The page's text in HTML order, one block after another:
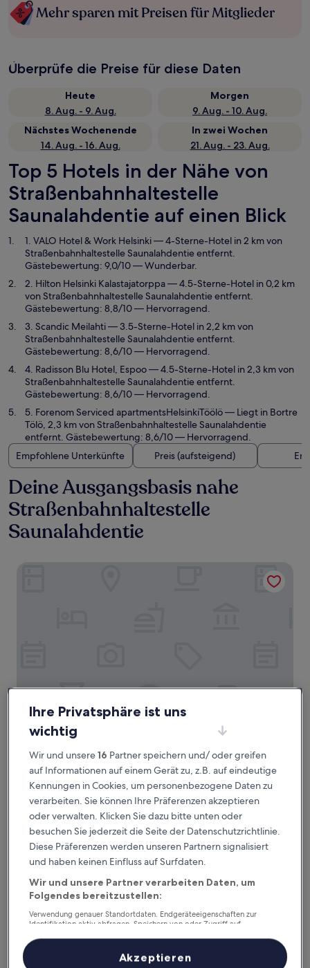
Mehr sparen mit Preisen für Mitglieder
Überprüfe die Preise für diese Daten
Heute
8. Aug. - 9. Aug.
Morgen
9. Aug. - 10. Aug.
Nächstes Wochenende
14. Aug. - 16. Aug.
In zwei Wochen
21. Aug. - 23. Aug.
Top 5 Hotels in der Nähe von
Straßenbahnhaltestelle
Saunalahdentie auf einen Blick
1. VALO Hotel & Work Helsinki— 4-Sterne-Hotel in 2 km von
Straßenbahnhaltestelle Saunalahdentie entfernt.
Gästebewertung: 9,0/10 — Wunderbar.
2. Hilton Helsinki Kalastajatorppa— 4.5-Sterne-Hotel in 0,2 km
von Straßenbahnhaltestelle Saunalahdentie entfernt.
Gästebewertung: 8,8/10 — Hervorragend.
3. Scandic Meilahti— 3.5-Sterne-Hotel in 2,2 km von
Straßenbahnhaltestelle Saunalahdentie entfernt.
Gästebewertung: 8,6/10 — Hervorragend.
4. Radisson Blu Hotel, Espoo— 4.5-Sterne-Hotel in 2,3 km von
Straßenbahnhaltestelle Saunalahdentie entfernt.
Gästebewertung: 8,6/10 — Hervorragend.
5. Forenom Serviced apartmentsHelsinkiTöölö— Liegt in Bortre
Tölö, 2,3 km von Straßenbahnhaltestelle Saunalahdentie
entfernt. Gästebewertung: 8,6/10 — Hervorragend.
Empfohlene Unterkünfte
Preis (aufsteigend)
Deine Ausgangsbasis nahe
Straßenbahnhaltestelle
Saunalahdentie
1. VALO Hotel & Work Helsinki
VALO Hotel & Work Helsinki
4.0-
Sterne-
Unterkunft
2 km von Straßenbahnhaltestelle Saunalahdentie entfernt
9.0
10,
Wunderbar,
(1.907
Bewertungen)
9,0/10 Wunderbar (1.907 Bewertungen)
Der
beträgt
77 €
77 €
inkl. Steuern & Gebühren
6. Sept.–7. Sept.
Hilton Helsinki Kalastajatorppa
Ihre Privatsphäre ist uns
wichtig
Wir und unsere16 Partner speichern und/ oder greifen
auf Informationen auf einem Gerät zu, z.B. auf eindeutige
Kennungen in Cookies, um personenbezogene Daten zu
verarbeiten. Sie können Ihre Präferenzen akzeptieren
oder verwalten. Klicken Sie dazu bitte unten oder
besuchen Sie jederzeit die Seite der Datenschutzrichtlinie.
Diese Präferenzen werden unseren Partnern signalisiert
und haben keinen Einfluss auf Surfdaten.
Wir und unsere Partner verarbeiten Daten, um
Folgendes bereitzustellen:
Verwendung genauer Standortdaten. Endgeräteeigenschaften zur
Identifikation aktiv abfragen. Speichern von oder Zugriff auf
Inhalte, Messung von Werbeleistung und der Performance von Inhalten,
Zielgruppenforschung sowie Entwicklung und Verbesserung von
Akzeptieren